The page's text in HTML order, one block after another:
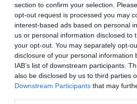
section to confirm your selection.
opt-out request is processed you may
interest-based ads based on personal
us or personal information disclosed to
your opt-out. You may separately opt-
disclosure of your personal information
IAB’s list of downstream participants.
also be disclosed by us to third parties
Downstream Participants that may
0%